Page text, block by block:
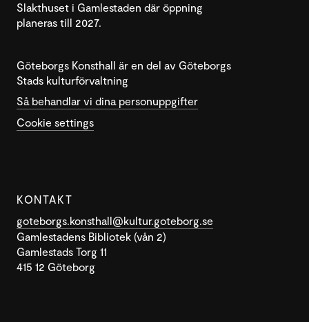
Slakthuset i Gamlestaden där öppning
planeras till 2027.
Göteborgs Konsthall är en del av Göteborgs
Stads kulturförvaltning
Så behandlar vi dina personuppgifter
Cookie settings
KONTAKT
goteborgs.konsthall@kultur.goteborg.se
Gamlestadens Bibliotek (vån 2)
Gamlestads Torg 11
415 12 Göteborg